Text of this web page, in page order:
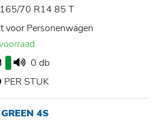
70 R14 85 T
voor Personenwagen
0 db
PER STUK
4S